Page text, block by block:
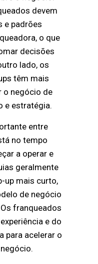
devem
e padrões
o que
decisões
lado, os
têm mais
o negócio de
e estratégia.
entre
no tempo
a operar e
geralmente
up mais curto,
de negócio
franqueados
e do
para acelerar o